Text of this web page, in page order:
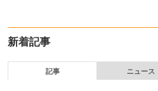
新着記事
記事 ニュース